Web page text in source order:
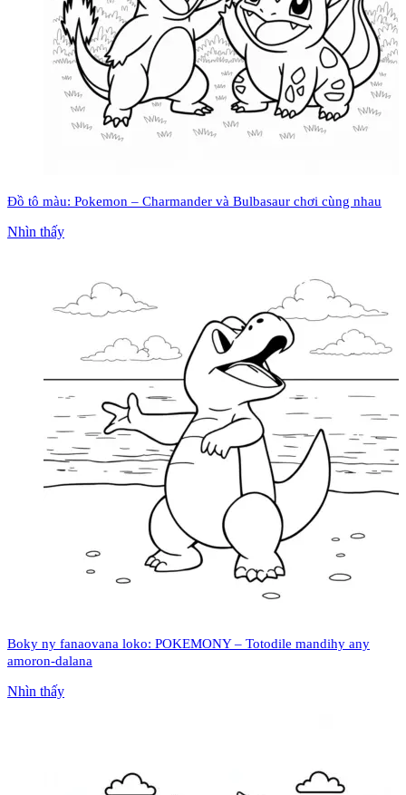
Đồ tô màu: Pokemon – Charmander và Bulbasaur chơi cùng nhau
Nhìn thấy
Boky ny fanaovana loko: POKEMONY – Totodile mandihy any
amoron-dalana
Nhìn thấy